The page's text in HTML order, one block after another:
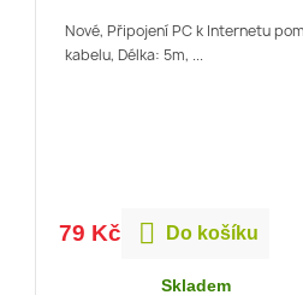
Nové, Připojení PC k Internetu
kabelu, Délka: 5m, ...
79 Kč  Do košíku
Skladem